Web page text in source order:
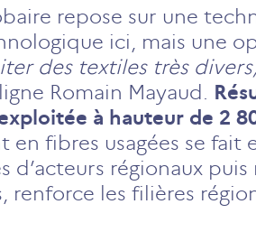
repose sur une
ici, mais une
des textiles très
Romain Mayaud.
à hauteur de 2
en fibres usagées se
d’acteurs régionaux
renforce les filières